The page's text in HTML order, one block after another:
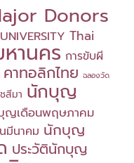
Donors
Thai
านคร การขับผี
คาทอลิกไทย ฉลองวัด
สีมา นักบุญ
ญเดือนพฤษภาคม
มีนาคม นักบุญ
ประวัตินักบุญ